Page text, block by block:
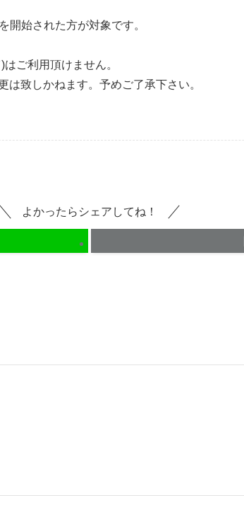
始された方が対象です。
ご利用頂けません。
致しかねます。予めご了承下さい。
よかったらシェアしてね！